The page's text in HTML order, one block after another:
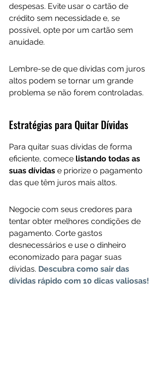
despesas. Evite usar o cartão de
crédito sem necessidade e, se
possível, opte por um cartão sem
anuidade.
Lembre-se de que dívidas com juros
altos podem se tornar um grande
problema se não forem controladas.
Estratégias para Quitar Dívidas
Para quitar suas dívidas de forma
eficiente, comece listando todas as
suas dívidas e priorize o pagamento
das que têm juros mais altos.
Negocie com seus credores para
tentar obter melhores condições de
pagamento. Corte gastos
desnecessários e use o dinheiro
economizado para pagar suas
dívidas. Descubra como sair das
dívidas rápido com 10 dicas valiosas!